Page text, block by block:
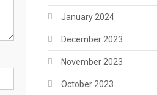
January 2024
December 2023
November 2023
October 2023